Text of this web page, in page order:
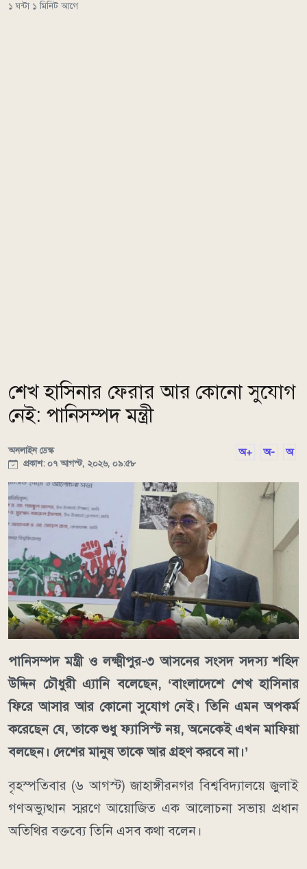
১ ঘন্টা ১ মিনিট আগে
শেখ হাসিনার ফেরার আর কোনো সুযোগ
নেই: পানিসম্পদ মন্ত্রী
অনলাইন ডেস্ক
প্রকাশ: ০৭ আগস্ট, ২০২৬, ০৯:৫৮
অ+ অ- অ
পানিসম্পদ মন্ত্রী ও লক্ষ্মীপুর-৩ আসনের সংসদ সদস্য শহিদ
উদ্দিন চৌধুরী এ্যানি বলেছেন, ‘বাংলাদেশে শেখ হাসিনার
ফিরে আসার আর কোনো সুযোগ নেই। তিনি এমন অপকর্ম
করেছেন যে, তাকে শুধু ফ্যাসিস্ট নয়, অনেকেই এখন মাফিয়া
বলছেন। দেশের মানুষ তাকে আর গ্রহণ করবে না।’
বৃহস্পতিবার (৬ আগস্ট) জাহাঙ্গীরনগর বিশ্ববিদ্যালয়ে জুলাই
গণঅভ্যুত্থান স্মরণে আয়োজিত এক আলোচনা সভায় প্রধান
অতিথির বক্তব্যে তিনি এসব কথা বলেন।